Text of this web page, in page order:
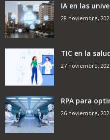
IA en las
28 noviembre,
TIC en la
27 noviembre,
RPA para
26 noviembre,